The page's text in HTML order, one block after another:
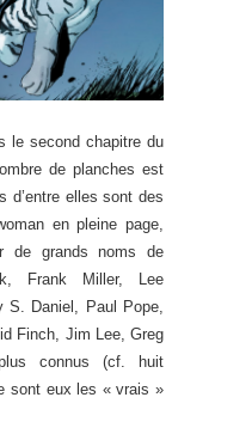
le second chapitre du
de planches est
d’entre elles sont des
en pleine page,
de grands noms de
Frank Miller, Lee
S. Daniel, Paul Pope,
Finch, Jim Lee, Greg
connus (cf. huit
sont eux les « vrais »